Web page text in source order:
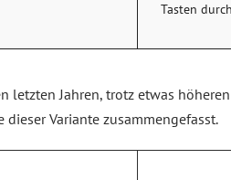
Tasten
letzten Jahren, trotz etwas
Variante zusammengefasst.